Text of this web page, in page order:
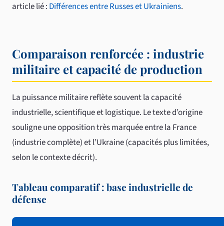
article lié : Différences entre Russes et Ukrainiens.
Comparaison renforcée : industrie
militaire et capacité de production
La puissance militaire reflète souvent la capacité
industrielle, scientifique et logistique. Le texte d’origine
souligne une opposition très marquée entre la France
(industrie complète) et l’Ukraine (capacités plus limitées,
selon le contexte décrit).
Tableau comparatif : base industrielle de
défense